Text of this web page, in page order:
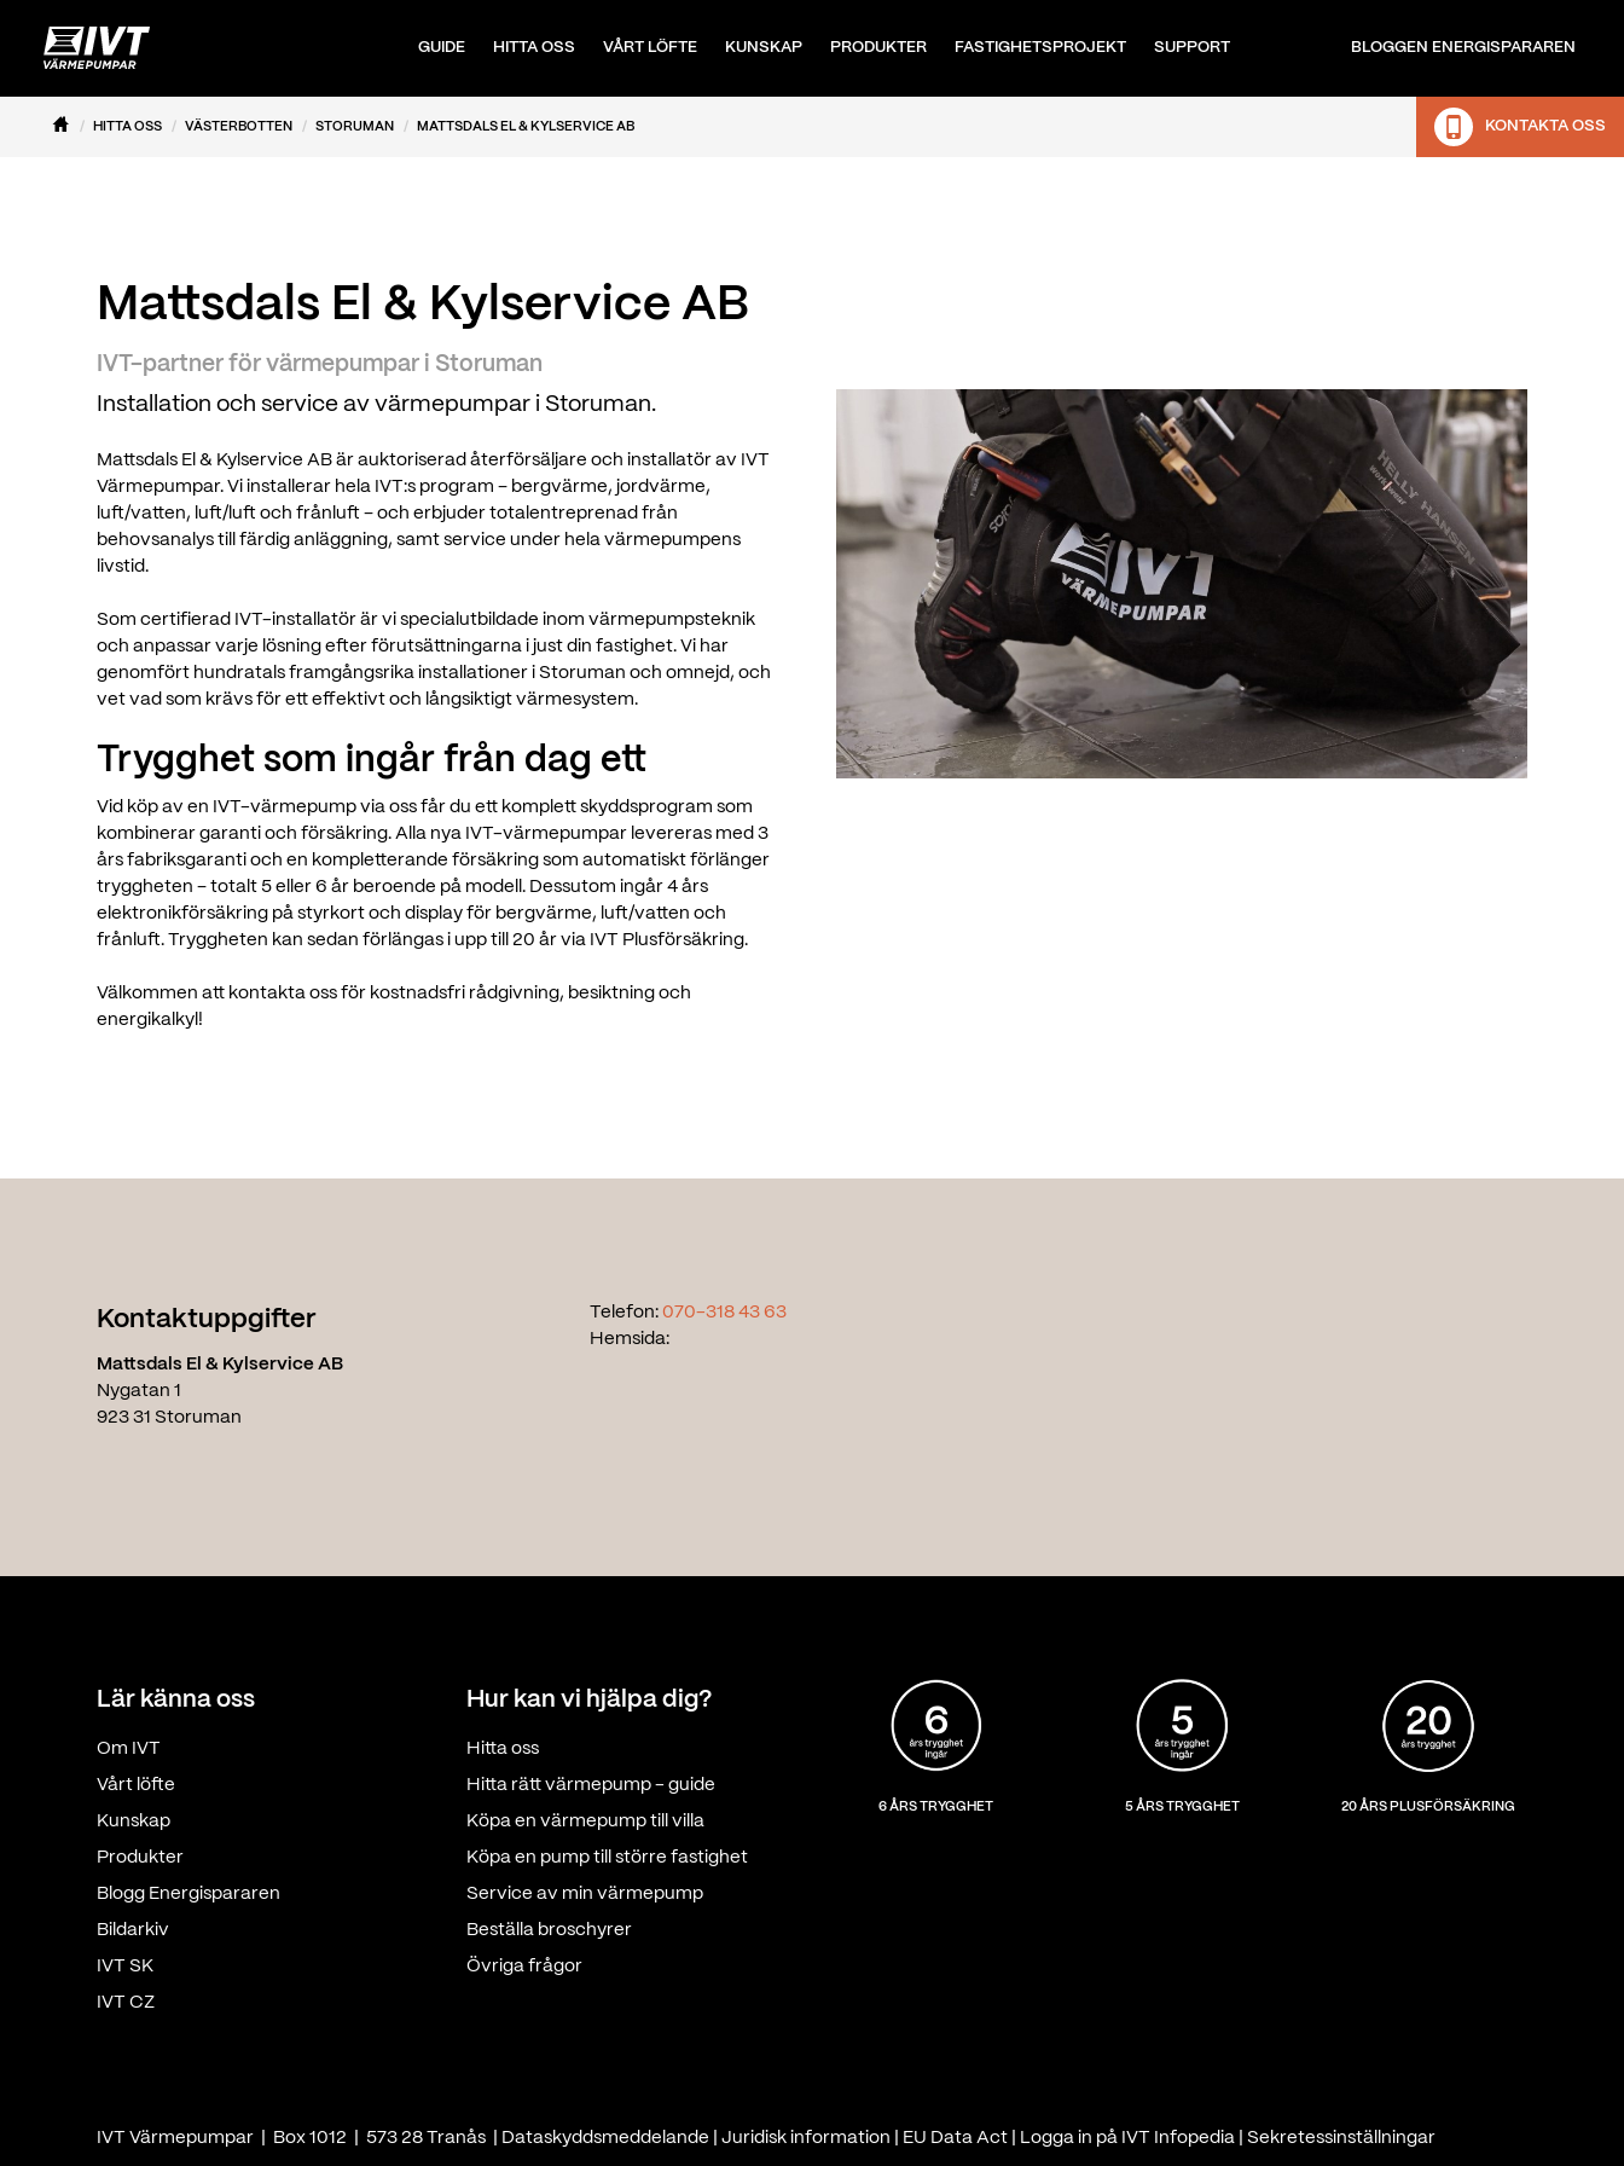
GUIDE HITTA OSS VÅRT LÖFTE KUNSKAP PRODUKTER FASTIGHETSPROJEKT SUPPORT BLOGGEN ENERGISPARAREN
HITTA OSS VÄSTERBOTTEN STORUMAN MATTSDALS EL & KYLSERVICE AB KONTAKTA OSS
Mattsdals El & Kylservice AB
IVT-partner för värmepumpar i Storuman
Installation och service av värmepumpar i Storuman.
Mattsdals El & Kylservice AB är auktoriserad återförsäljare och installatör av IVT
Värmepumpar. Vi installerar hela IVT:s program – bergvärme, jordvärme,
luft/vatten, luft/luft och frånluft – och erbjuder totalentreprenad från
behovsanalys till färdig anläggning, samt service under hela värmepumpens
livstid.
Som certifierad IVT-installatör är vi specialutbildade inom värmepumpsteknik
och anpassar varje lösning efter förutsättningarna i just din fastighet. Vi har
genomfört hundratals framgångsrika installationer i Storuman och omnejd, och
vet vad som krävs för ett effektivt och långsiktigt värmesystem.
Trygghet som ingår från dag ett
Vid köp av en IVT-värmepump via oss får du ett komplett skyddsprogram som
kombinerar garanti och försäkring. Alla nya IVT-värmepumpar levereras med 3
års fabriksgaranti och en kompletterande försäkring som automatiskt förlänger
tryggheten – totalt 5 eller 6 år beroende på modell. Dessutom ingår 4 års
elektronikförsäkring på styrkort och display för bergvärme, luft/vatten och
frånluft. Tryggheten kan sedan förlängas i upp till 20 år via IVT Plusförsäkring.
Välkommen att kontakta oss för kostnadsfri rådgivning, besiktning och
energikalkyl!
Kontaktuppgifter
Mattsdals El & Kylservice AB
Nygatan 1
923 31 Storuman
Telefon: 070-318 43 63
Hemsida:
Lär känna oss
Om IVT
Vårt löfte
Kunskap
Produkter
Blogg Energispararen
Bildarkiv
IVT SK
IVT CZ
Hur kan vi hjälpa dig?
Hitta oss
Hitta rätt värmepump - guide
Köpa en värmepump till villa
Köpa en pump till större fastighet
Service av min värmepump
Beställa broschyrer
Övriga frågor
6 ÅRS TRYGGHET 5 ÅRS TRYGGHET 20 ÅRS PLUSFÖRSÄKRING
IVT Värmepumpar | Box 1012 | 573 28 Tranås | Dataskyddsmeddelande Juridisk information EU Data Act Logga in på IVT Infopedia Sekretessinställningar